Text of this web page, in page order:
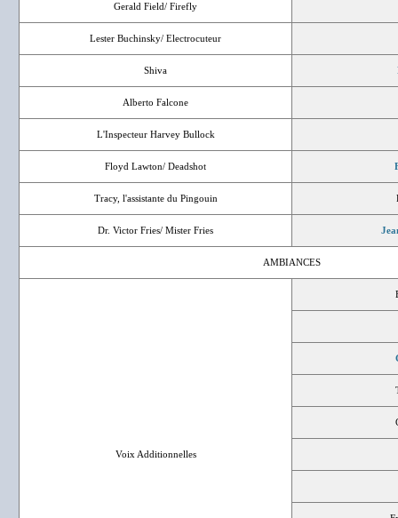
Gerald Field/ Firefly
Lester Buchinsky/ Electrocuteur
Shiva
Alberto Falcone
L'Inspecteur Harvey Bullock
Floyd Lawton/ Deadshot
Tracy, l'assistante du Pingouin
Dr. Victor Fries/ Mister Fries
AMBIANCES
Voix Additionnelles